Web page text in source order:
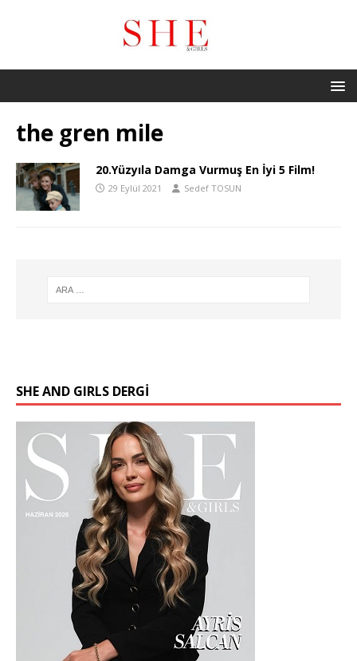
the gren mile
20.Yüzyıla Damga Vurmuş En İyi 5 Film!
29 Eylül 2021 Sedef TOSUN
SHE AND GIRLS DERGİ